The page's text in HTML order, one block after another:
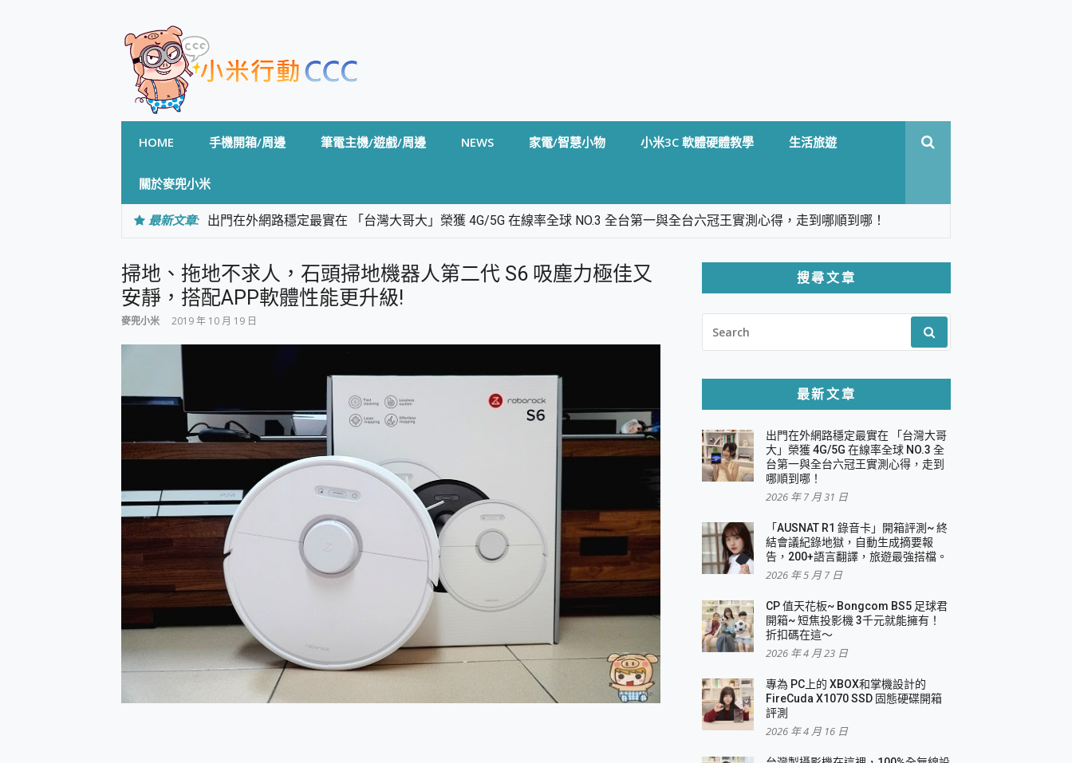
HOME 手機開箱/周邊 筆電主機/遊戲/周邊 NEWS 家電/智慧小物 小米3C 軟體硬體教學 生活旅遊
關於麥兜小米
最新文章: 出門在外網路穩定最實在 「台灣大哥大」榮獲 4G/5G 在線率全球 NO.3 全台第一與全台六冠王實測心得，走到哪順到哪！
專為 PC上的 XBOX和掌機設計的 FireCuda X1070 SSD 固態硬碟開箱 評測
台灣製攝影機在這裡，100%全無線設計 SpotCam Solo Eco 太陽能防水雲端攝影機 SpotCam Solo 3 2.5K高畫質戶外攝影機 開箱 評
測
電力超超超持久 MSI 微星 Prestige 14 AI+ D3MG-031TW 14吋 開箱評價，AI輕薄商務筆電 Copilot+ PC
超懂拍、耐用 AI 街拍機~ realme 16 Pro 開箱評價~ 2 億畫素 LumaColor 影像、持久續航與 IP69K 高防護
AI 支付 一錶搞定大小事 Xiaomi Watch 5 開箱 評測
超驚艷 讓人一眼就愛上 LENOVO 聯想 Yoga Book 9 14吋 AI輕薄筆電 開箱 評測
美到讓人超想擁有 moto pad 60 系列 與 Moto | Swarovski razr 60 冰藍限定版本 開箱 評測
好用的 EaseUS Partition Master 讓您輕鬆的移除與格式化有防寫保護的隨身碟或SD卡
一鍵修復模糊影片、舊照的 AI 好幫手! VideoProc Converter AI 新版全解析 × 年末優惠，一篇全看懂
小朋友才做選擇 投影機 RGB藍牙音響 氛圍情境燈 我通通都要！ Starfish 2 幻彩膠囊投影機｜結合「 智慧投影 & 煥彩流動 」的沈浸
式生活新體驗
外型超吸晴~ 給您絕佳操控體驗 GravaStar Mercury K1 系列 異星機械鍵盤與 Mercury X 系列 輕量無線電競滑鼠 開箱 評測
開箱~變身「蜘蛛人」椅子軍師！MSI MPG 491CQP QD-OLED 超寬曲面電競螢幕，多工辦公、爽度滿滿的終極桌面體驗
iPhone 17 系列 有認證的防護來囉！ imos 首家導入 UL MCV 行銷宣告驗證的手機配件品牌
DJI Osmo Pocket 3 爽爽帶回家 歡慶 EaseUS 21 週年到來，「Slogan 海報徵稿活動」好康大放送
小巧好吸不擋鏡頭 有Qi2認證的 ONPRO MagReact MXs2 5000mAh薄型磁吸無線急速行動電源 開箱 評測
會走動的冷暖氣 SONY REON POCKET PRO 穿戴式智慧冷暖調溫裝置 開箱 評測
寶可夢飛人外掛iToolab AnyGo全新升級，GO Fest 五折優惠嗨翻天！支援 iOS/Android！
百倍變焦實測~ vivo X200 Pro 與 S25 Ultra 誰能滿足全場景拍攝需求？
超好用的 PLAUD NotePin AI 智慧錄音膠囊~ 您的AI 秘書已上線 每月免費送你 300分鐘轉寫
COMPUTEX 2025 來囉！AGI亞奇雷 AI・Gaming・創作儲存方案登場，趕快來AGI亞奇雷挑戰任務抽 PS5！
自帶線的 有線無線都能充 ONPRO MagReact M5 10000mAh 5合1 磁吸無線急速行動電源 開箱 評測
飛利浦 JS7310 ⚡【電急便｜行動儲能救車電源】 可靠的旅行夥伴！帶給您優異的安全性與強大供電效能
是螢幕也是電視! 一機超多用途「MSI微星 Modern MD272UPSW 27型」 4K IPS 輕薄商用智慧聯網螢幕 開箱 評測
掃地、拖地不求人，石頭掃地機器人第二代 S6 吸塵力極佳又
安靜，搭配APP軟體性能更升級!
麥兜小米 2019 年 10 月 19 日
搜尋文章
FOR:
最新文章
出門在外網路穩定最實在 「台灣大哥
大」榮獲 4G/5G 在線率全球 NO.3 全
台第一與全台六冠王實測心得，走到
哪順到哪！
2026 年 7 月 31 日
「AUSNAT R1 錄音卡」開箱評測~ 終
結會議紀錄地獄，自動生成摘要報
告，200+語言翻譯，旅遊最強搭檔。
2026 年 5 月 7 日
CP 值天花板~ Bongcom BS5 足球君
開箱~ 短焦投影機 3千元就能擁有！
折扣碼在這～
2026 年 4 月 23 日
專為 PC上的 XBOX和掌機設計的
FireCuda X1070 SSD 固態硬碟開箱
評測
2026 年 4 月 16 日